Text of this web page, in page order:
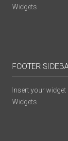
Widgets
FOOTER
Insert your
Widgets